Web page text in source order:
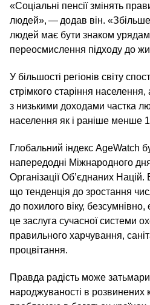
«Соціальні пенсії змінять
людей», — додав він.
людей має бути знаком урядам
переосмислення підходу до
У більшості регіонів світу
стрімкого старіння населення,
з низькими доходами частка
населення як і раніше менше
Глобальний індекс AgeWatch
напередодні Міжнародного
Організації Об’єднаних
що тенденція до зростання
до похилого віку,
це заслуга сучасної системи
правильного харчування,
процвітання.
Правда радість може
народжуваності в розвинених